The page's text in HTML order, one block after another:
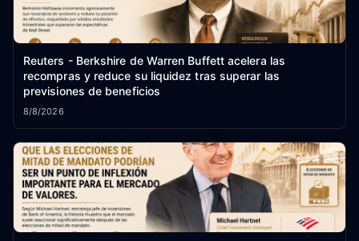
Reuters - Berkshire de Warren Buffett acelera las
recompras y reduce su liquidez tras superar las
previsiones de beneficios
8/8/2026